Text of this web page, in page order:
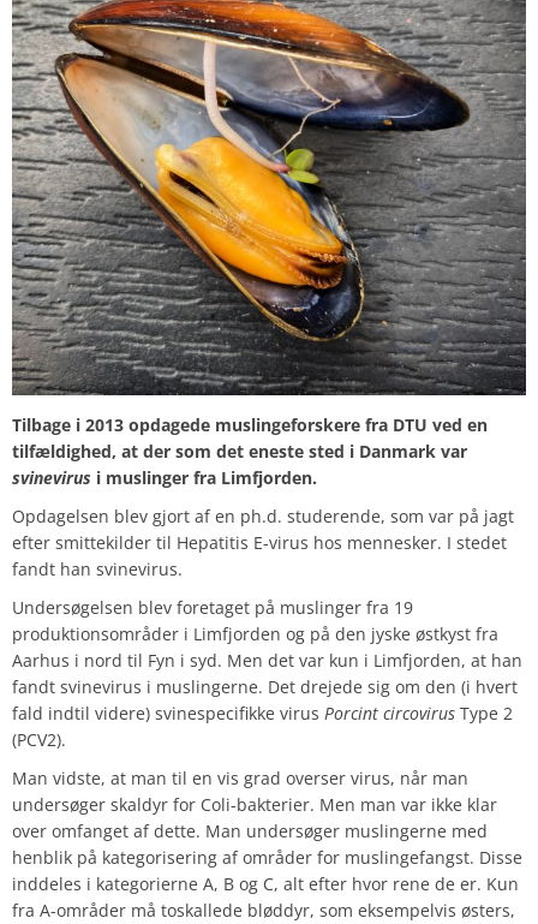
Tilbage i 2013 opdagede muslingeforskere fra DTU ved en
tilfældighed, at der som det eneste sted i Danmark var
svinevirus i muslinger fra Limfjorden.
Opdagelsen blev gjort af en ph.d. studerende, som var på jagt
efter smittekilder til Hepatitis E-virus hos mennesker. I stedet
fandt han svinevirus.
Undersøgelsen blev foretaget på muslinger fra 19
produktionsområder i Limfjorden og på den jyske østkyst fra
Aarhus i nord til Fyn i syd. Men det var kun i Limfjorden, at han
fandt svinevirus i muslingerne. Det drejede sig om den (i hvert
fald indtil videre) svinespecifikke virus Porcint circovirus Type 2
(PCV2).
Man vidste, at man til en vis grad overser virus, når man
undersøger skaldyr for Coli-bakterier. Men man var ikke klar
over omfanget af dette. Man undersøger muslingerne med
henblik på kategorisering af områder for muslingefangst. Disse
inddeles i kategorierne A, B og C, alt efter hvor rene de er. Kun
fra A-områder må toskallede bløddyr, som eksempelvis østers,